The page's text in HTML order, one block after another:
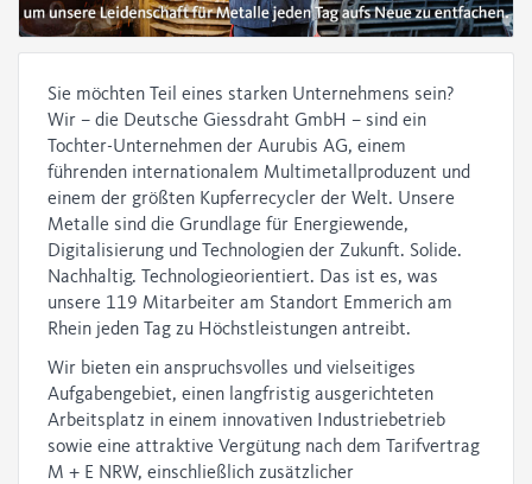
Sie möchten Teil eines starken Unternehmens sein?
Wir – die Deutsche Giessdraht GmbH – sind ein
Tochter-Unternehmen der Aurubis AG, einem
führenden internationalem Multimetallproduzent und
einem der größten Kupferrecycler der Welt. Unsere
Metalle sind die Grundlage für Energiewende,
Digitalisierung und Technologien der Zukunft. Solide.
Nachhaltig. Technologieorientiert. Das ist es, was
unsere 119 Mitarbeiter am Standort Emmerich am
Rhein jeden Tag zu Höchstleistungen antreibt.
Wir bieten ein anspruchsvolles und vielseitiges
Aufgabengebiet, einen langfristig ausgerichteten
Arbeitsplatz in einem innovativen Industriebetrieb
sowie eine attraktive Vergütung nach dem Tarifvertrag
M + E NRW, einschließlich zusätzlicher